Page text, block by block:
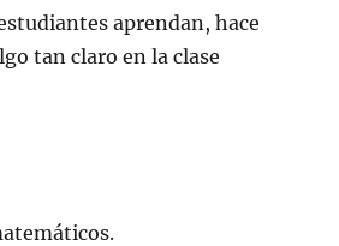
aprendan, hace
tan claro en la clase